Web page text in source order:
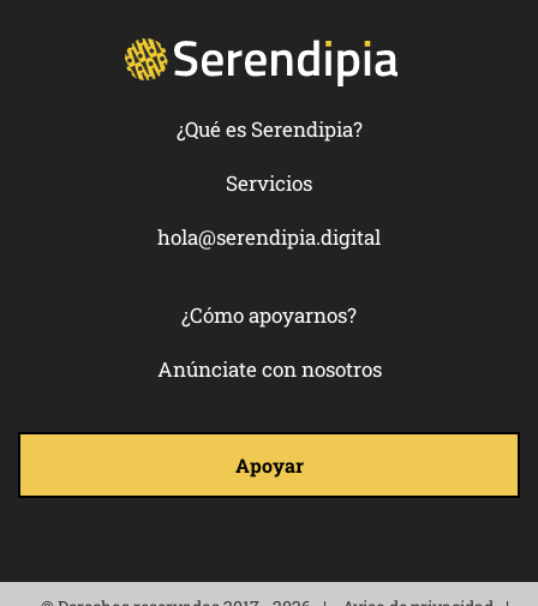
¿Qué es Serendipia?
Servicios
hola@serendipia.digital
¿Cómo apoyarnos?
Anúnciate con nosotros
Apoyar